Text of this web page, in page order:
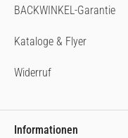
BACKWINKEL-Garantie
Kataloge & Flyer
Widerruf
Informationen